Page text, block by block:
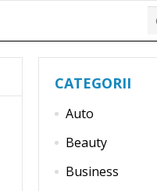
CATEGORII
Auto
Beauty
Business